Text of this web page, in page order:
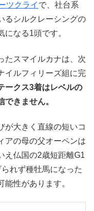
ツクライ で、社台系
るシルクレーシングの
なる1頭です。
たスマイルカナは、次
イルフィリーズ組に完
ークス3着はレベルの
きません。
が大きく直線の短いコ
アの母の父オーペンは
え仏国の2歳短距離G1
れず種牡馬になった
性があります。